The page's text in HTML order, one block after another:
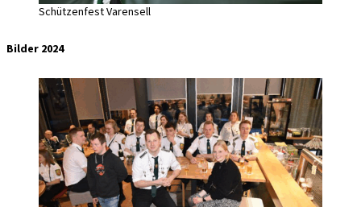
Schützenfest Varensell
Bilder 2024